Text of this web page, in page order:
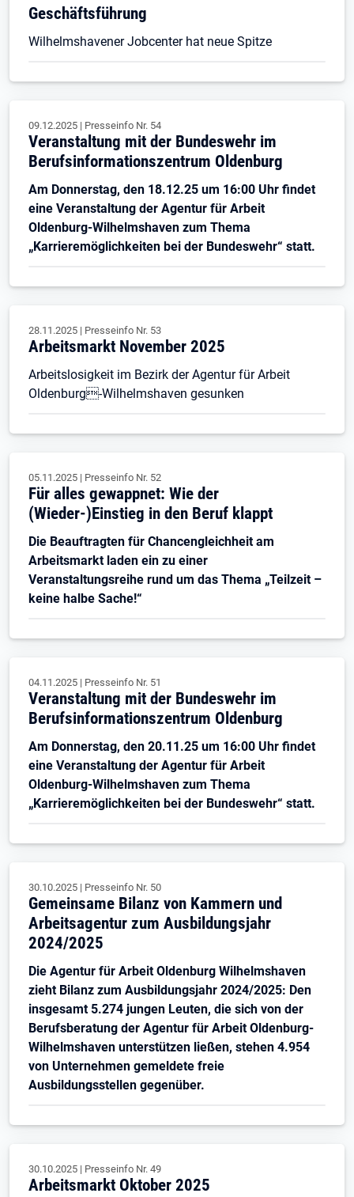
Geschäftsführung
Wilhelmshavener Jobcenter hat neue Spitze
09.12.2025 | Presseinfo Nr. 54
Veranstaltung mit der Bundeswehr im
Berufsinformationszentrum Oldenburg
Am Donnerstag, den 18.12.25 um 16:00 Uhr findet
eine Veranstaltung der Agentur für Arbeit
Oldenburg-Wilhelmshaven zum Thema
„Karrieremöglichkeiten bei der Bundeswehr“ statt.
28.11.2025 | Presseinfo Nr. 53
Arbeitsmarkt November 2025
Arbeitslosigkeit im Bezirk der Agentur für Arbeit
Oldenburg-Wilhelmshaven gesunken
05.11.2025 | Presseinfo Nr. 52
Für alles gewappnet: Wie der
(Wieder-)Einstieg in den Beruf klappt
Die Beauftragten für Chancengleichheit am
Arbeitsmarkt laden ein zu einer
Veranstaltungsreihe rund um das Thema „Teilzeit –
keine halbe Sache!“
04.11.2025 | Presseinfo Nr. 51
Veranstaltung mit der Bundeswehr im
Berufsinformationszentrum Oldenburg
Am Donnerstag, den 20.11.25 um 16:00 Uhr findet
eine Veranstaltung der Agentur für Arbeit
Oldenburg-Wilhelmshaven zum Thema
„Karrieremöglichkeiten bei der Bundeswehr“ statt.
30.10.2025 | Presseinfo Nr. 50
Gemeinsame Bilanz von Kammern und
Arbeitsagentur zum Ausbildungsjahr
2024/2025
Die Agentur für Arbeit Oldenburg Wilhelmshaven
zieht Bilanz zum Ausbildungsjahr 2024/2025: Den
insgesamt 5.274 jungen Leuten, die sich von der
Berufsberatung der Agentur für Arbeit Oldenburg-
Wilhelmshaven unterstützen ließen, stehen 4.954
von Unternehmen gemeldete freie
Ausbildungsstellen gegenüber.
30.10.2025 | Presseinfo Nr. 49
Arbeitsmarkt Oktober 2025